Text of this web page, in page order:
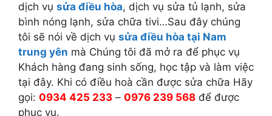
dịch vụ sửa điều hòa, dịch vụ sửa tủ lạnh, sửa
bình nóng lạnh, sửa chữa tivi…Sau đây chúng
tôi sẽ nói về dịch vụ sửa điều hòa tại Nam
trung yên mà Chúng tôi đã mở ra để phục vụ
Khách hàng đang sinh sống, học tập và làm việc
tại đây. Khi có điều hoà cần được sửa chữa Hãy
gọi: 0934 425 233 – 0976 239 568 để được
phục vụ.